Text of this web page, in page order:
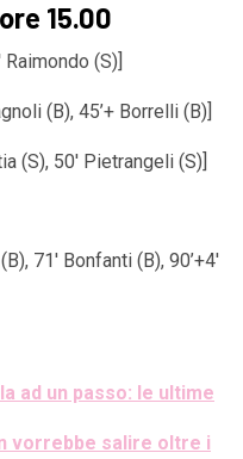
15.00
Raimondo (S)]
(B), 45’+ Borrelli (B)]
(S), 50′ Pietrangeli (S)]
71′ Bonfanti (B), 90’+4′
ad un passo: le ultime
vorrebbe salire oltre i